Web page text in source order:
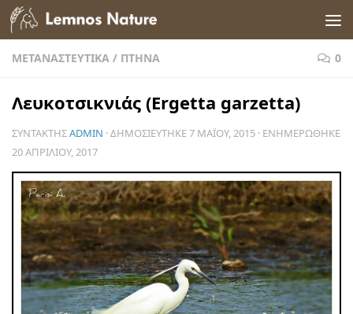
Skip to content
ΜΕΤΑΝΑΣΤΕΥΤΙΚΆ / ΠΤΗΝΆ 0
Λευκοτσικνιάς (Ergetta garzetta)
ΣΥΝΤΆΚΤΗΣADMIN · ΔΗΜΟΣΙΕΎΤΗΚΕ7 ΜΑΪ́ΟΥ, 2015 · ΕΝΗΜΕΡΏΘΗΚΕ
20 ΑΠΡΙΛΊΟΥ, 2017